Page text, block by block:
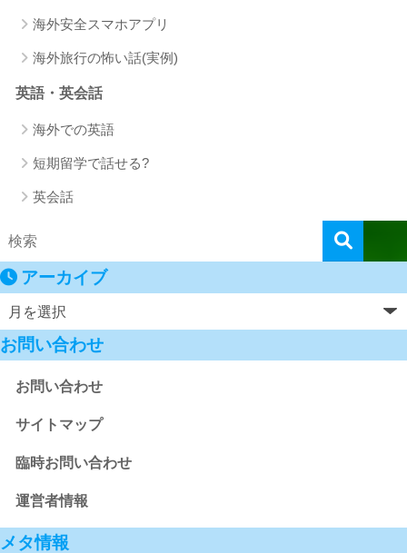
海外安全スマホアプリ
海外旅行の怖い話(実例)
英語・英会話
海外での英語
短期留学で話せる?
英会話
アーカイブ
お問い合わせ
お問い合わせ
サイトマップ
臨時お問い合わせ
運営者情報
メタ情報